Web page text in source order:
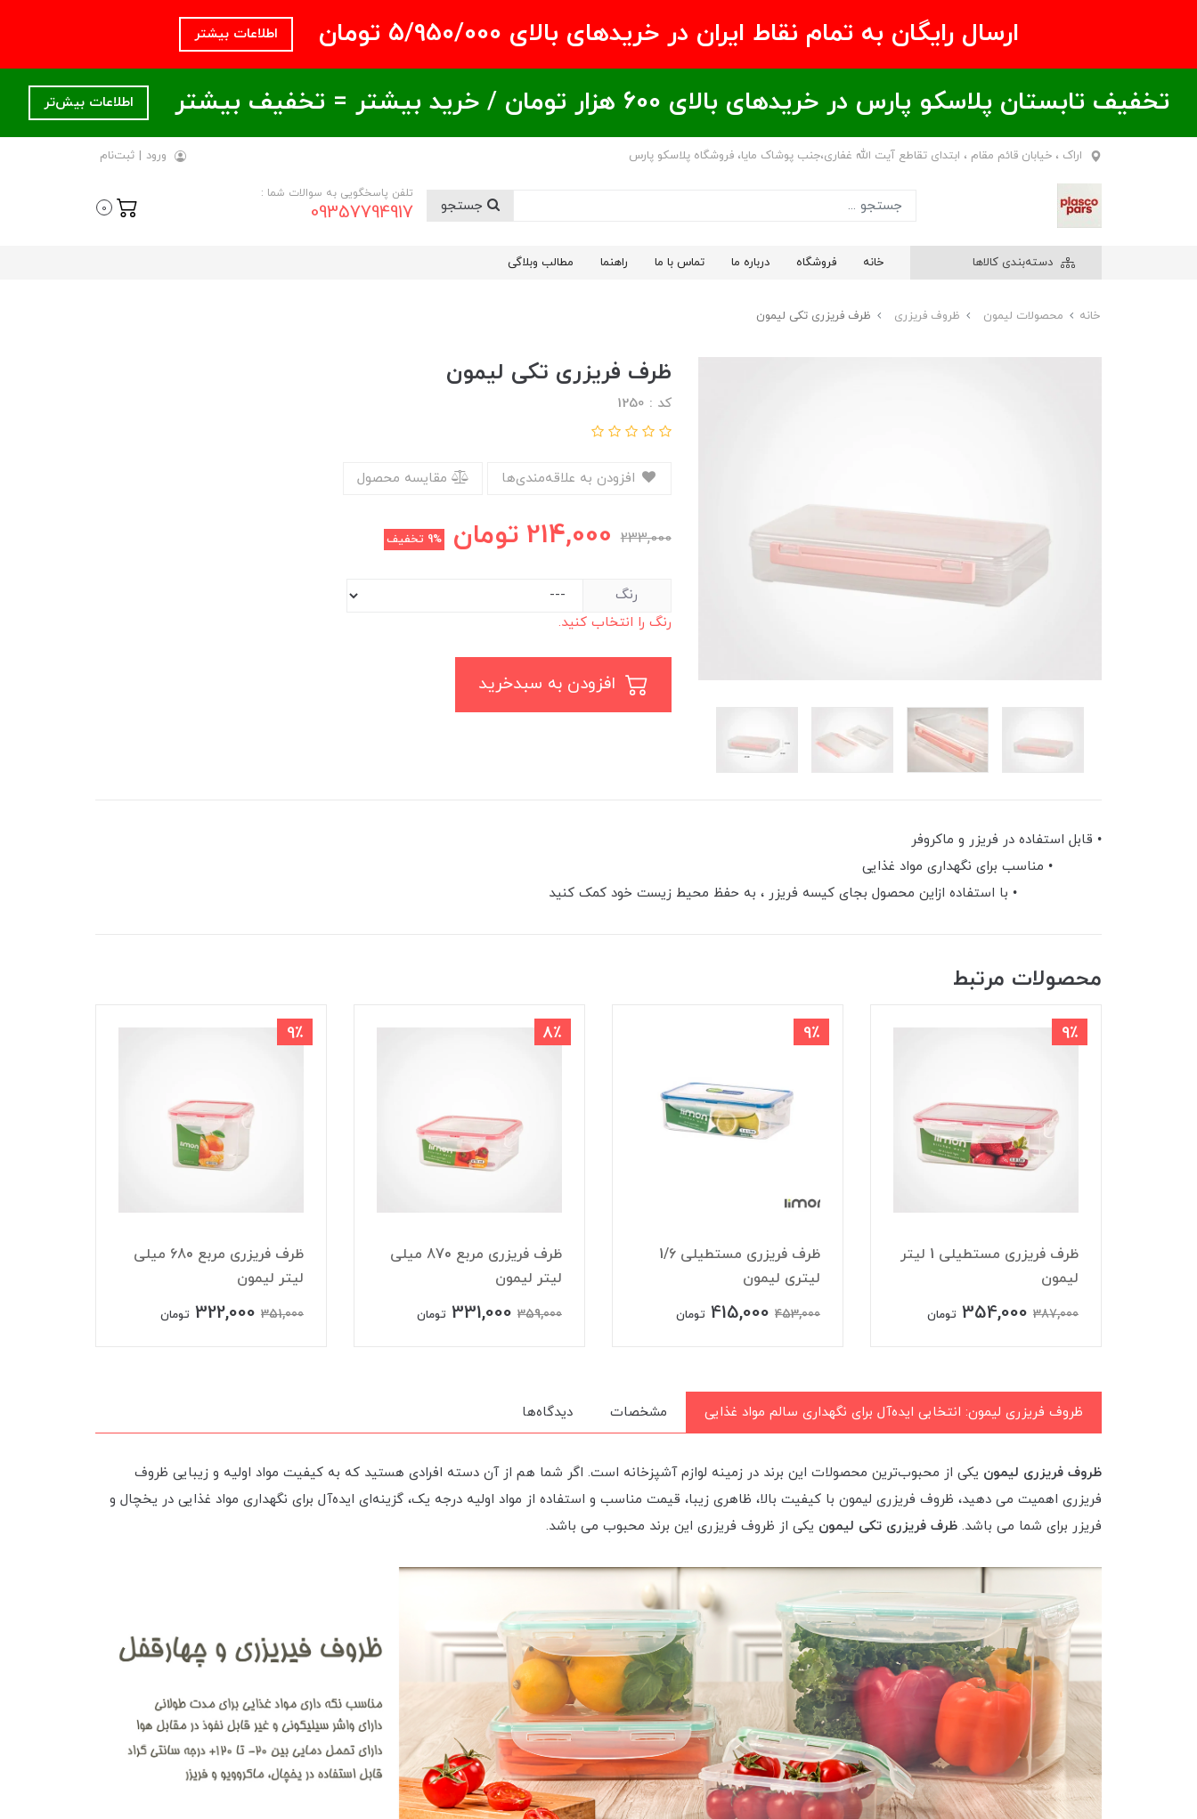
ارسال رایگان به تمام نقاط ایران در خریدهای بالای ۵/950/000 تومان اطلاعات بیشتر
تخفیف تابستان پلاسکو پارس در خریدهای بالای ۶00 هزار تومان / خرید بیشتر = تخفیف بیشتر اطلاعات بیش‌تر
اراک ، خیابان قائم مقام ، ابتدای تقاطع آیت الله غفاری،جنب پوشاک مایا، فروشگاه پلاسکو پارس ورود | ثبت‌نام
تلفن پاسخگویی به سوالات شما :
09357794917
0
دسته‌بندی کالاها خانه فروشگاه درباره ما تماس با ما راهنما مطالب وبلاگی
خانه محصولات لیمون ظروف فریزری ظرف فریزری تکی لیمون
ظرف فریزری تکی لیمون
کد : 1250
مقایسه محصول
233,000
214,000 تومان 9% تخفیف
رنگ
رنگ را انتخاب کنید.
• قابل استفاده در فریزر و ماکروفر
• مناسب برای نگهداری مواد غذایی
• با استفاده ازاین محصول بجای کیسه فریزر ، به حفظ محیط زیست خود کمک کنید
محصولات مرتبط
9٪
ظرف فریزری مستطیلی 1 لیتر
لیمون
387,000
354,000 تومان
9٪
ظرف فریزری مستطیلی 1/6
لیتری لیمون
453,000
415,000 تومان
8٪
ظرف فریزری مربع 870 میلی
لیتر لیمون
359,000
331,000 تومان
9٪
ظرف فریزری مربع 680 میلی
لیتر لیمون
351,000
322,000 تومان
ظروف فریزری لیمون: انتخابی ایده‌آل برای نگهداری سالم مواد غذایی مشخصات دیدگاه‌ها
ظروف فریزری لیمون یکی از محبوب‌ترین محصولات این برند در زمینه لوازم آشپزخانه است. اگر شما هم از آن دسته افرادی هستید که به کیفیت مواد اولیه و زیبایی ظروف
فریزری اهمیت می دهید، ظروف فریزری لیمون با کیفیت بالا، ظاهری زیبا، قیمت مناسب و استفاده از مواد اولیه درجه یک، گزینه‌ای ایده‌آل برای نگهداری مواد غذایی در یخچال و
فریزر برای شما می باشد. ظرف فریزری تکی لیمون یکی از ظروف فریزری این برند محبوب می باشد.